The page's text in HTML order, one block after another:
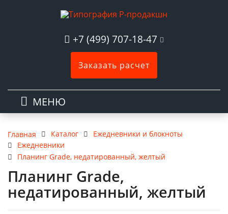
+7 (499) 707-18-47
Заказать расчет
МЕНЮ
Главная Каталог
Ежедневники и блокноты
Ежедневники
Планинг Grade, недатированный, желтый
Планинг Grade,
недатированный, желтый